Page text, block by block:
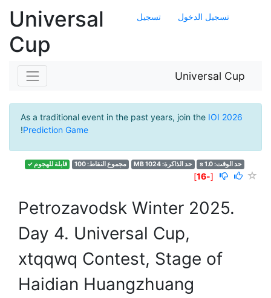
تسجيل الدخول تسجيل
Universal
Cup
Universal Cup
As a traditional event in the past years, join the IOI 2026
Prediction Game
!
حد الوقت: 1.0 s حد الذاكرة: 1024 MB مجموع النقاط: 100 قابلة للهجوم ✓
[
-16
]
Petrozavodsk Winter 2025.
Day 4. Universal Cup,
xtqqwq Contest, Stage of
Haidian Huangzhuang